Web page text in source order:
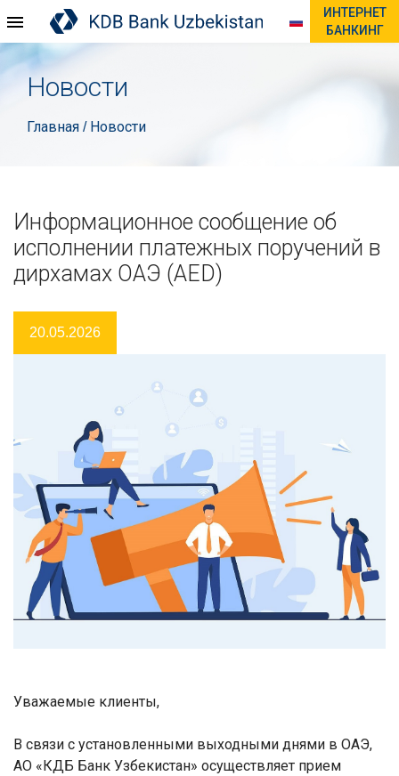
ИНТЕРНЕТ
БАНКИНГ
Новости
Главная / Новости
Информационное сообщение об
исполнении платежных поручений в
дирхамах ОАЭ (AED)
20.05.2026
Уважаемые клиенты,
В связи с установленными выходными днями в ОАЭ,
АО «КДБ Банк Узбекистан» осуществляет прием